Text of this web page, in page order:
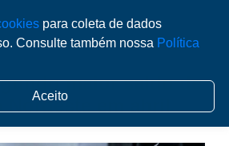
maior saldo de
em abril
para coleta de dados
Consulte também nossa Política
Aceito